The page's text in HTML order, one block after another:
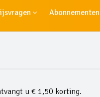
Abonnementen
u € 1,50 korting.